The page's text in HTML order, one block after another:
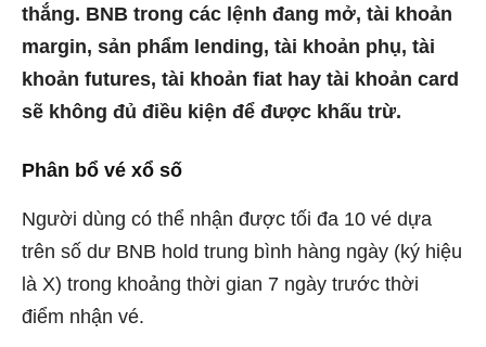
thắng. BNB trong các lệnh đang mở, tài khoản
margin, sản phẩm lending, tài khoản phụ, tài
khoản futures, tài khoản fiat hay tài khoản card
sẽ không đủ điều kiện để được khấu trừ.
Phân bổ vé xổ số
Người dùng có thể nhận được tối đa 10 vé dựa
trên số dư BNB hold trung bình hàng ngày (ký hiệu
là X) trong khoảng thời gian 7 ngày trước thời
điểm nhận vé.